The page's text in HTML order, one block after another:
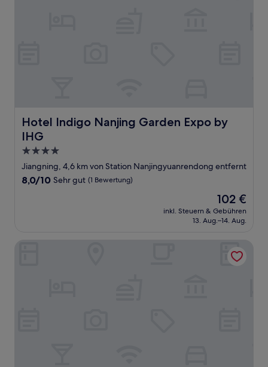
Hotel Indigo Nanjing Garden Expo by
IHG
Hotel Indigo Nanjing Garden Expo by IHG
4.0-
Sterne-
Unterkunft
Jiangning, 4,6 km von Station Nanjingyuanrendong entfernt
8.0
Bewertung)
8,0/10 Sehr gut (1 Bewertung)
Der
Preis
beträgt
102 €
inkl. Steuern & Gebühren
13. Aug.–14. Aug.